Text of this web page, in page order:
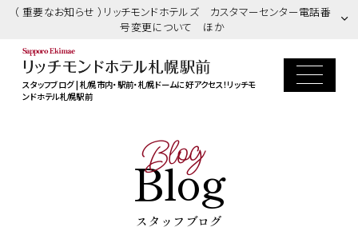
（ 重要なお知らせ ）リッチモンドホテルズ カスタマーセンター電話番
号変更について ほか
スタッフブログ | 札幌市内・駅前・札幌ドームに好アクセス！リッチモ
ンドホテル札幌駅前
Blog
Blog
スタッフブログ